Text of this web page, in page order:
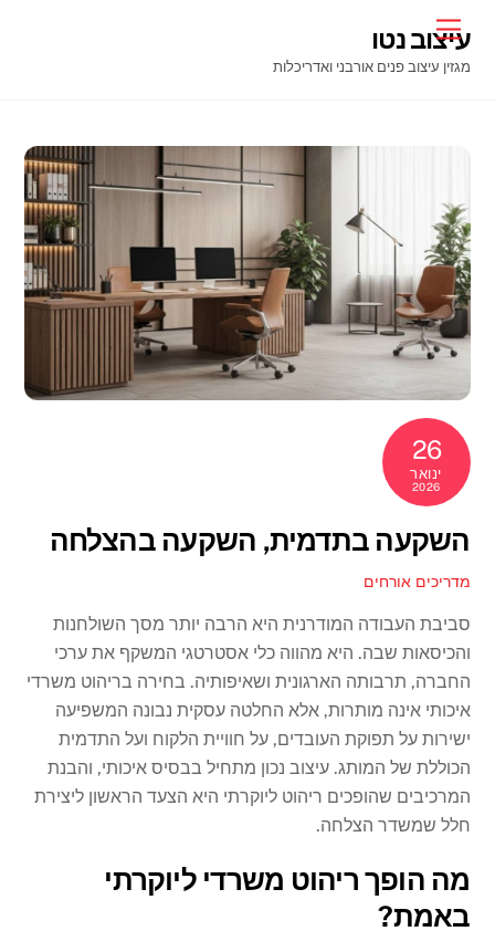
content
Menu
עיצוב נטו
מגזין עיצוב פנים אורבני ואדריכלות
26
ינואר
2026
השקעה בתדמית, השקעה בהצלחה
מדריכים אורחים
סביבת העבודה המודרנית היא הרבה יותר מסך השולחנות
והכיסאות שבה. היא מהווה כלי אסטרטגי המשקף את ערכי
החברה, תרבותה הארגונית ושאיפותיה. בחירה בריהוט משרדי
איכותי אינה מותרות, אלא החלטה עסקית נבונה המשפיעה
ישירות על תפוקת העובדים, על חוויית הלקוח ועל התדמית
הכוללת של המותג. עיצוב נכון מתחיל בבסיס איכותי, והבנת
המרכיבים שהופכים ריהוט ליוקרתי היא הצעד הראשון ליצירת
חלל שמשדר הצלחה.
מה הופך ריהוט משרדי ליוקרתי
באמת?